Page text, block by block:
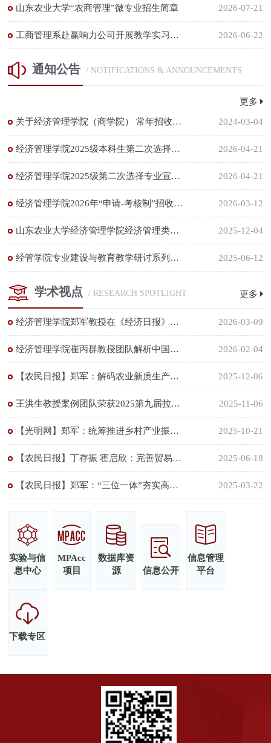
山东农业大学“农商管理”微专业招生简章 2026-07-21
工商管理系赴赢响力公司开展教学实习活动 2026-06-22
通知公告 / NOTIFICATIONS & ANNOUNCEMENTS
更多
关于经济管理学院（商学院） 常年招收博士后的通知 2024-03-04
经济管理学院2025级本科生第二次选择专业管理办法 2026-04-21
经济管理学院2025级第二次选择专业宣讲安排 2026-04-21
经济管理学院2026年“申请-考核制”招收博士研究生实施方案（试行） 2026-03-12
山东农业大学经济管理学院经济管理类就业市场邀请函 2025-12-04
经管学院专业建设与教育教学研讨系列活动安排 2025-06-12
学术视点 / RESEARCH SPOTLIGHT 更多
经济管理学院郑军教授在《经济日报》发表理论文章 2026-03-09
经济管理学院崔丙群教授团队解析中国农业企业创新绩效提升的组态路径及效应 2026-02-04
【农民日报】郑军：解码农业新质生产力的基本内核 2025-12-06
王洪生教授案例团队荣获2025第九届拉姆•查兰管理实践奖杰出奖 2025-11-06
【光明网】郑军：统筹推进乡村产业振兴与县域经济发展 2025-10-21
【农民日报】丁存振 霍启欣：完善贸易与生产协调机制 推动农产品价格保持在合理水平 2025-06-18
【农民日报】郑军：“三位一体”夯实高标准农田发展根基 2025-03-22
实验与信
息中心
MPAcc
项目
数据库资
源
信息公开
信息管理
平台
下载专区